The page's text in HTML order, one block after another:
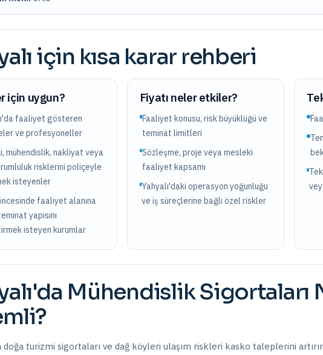
için kısa karar rehberi
için uygun?
faaliyet gösteren
ve profesyoneller
mühendislik, nakliyat veya
risklerini poliçeyle
isteyenler
faaliyet alanına
yapısını
isteyen kurumlar
Fiyatı neler etkiler?
Faaliyet konusu, risk büyüklüğü ve
teminat limitleri
Sözleşme, proje veya mesleki
faaliyet kapsamı
Yahyalı'daki operasyon yoğunluğu
ve iş süreçlerine bağlı özel riskler
'da Mühendislik Sigortaları
doğa turizmi sigortaları ve dağ köyleri ulaşım riskleri kasko taleplerini artırır.